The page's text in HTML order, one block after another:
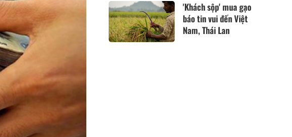
'Khách sộp' mua gạo
báo tin vui đến Việt
Nam, Thái Lan